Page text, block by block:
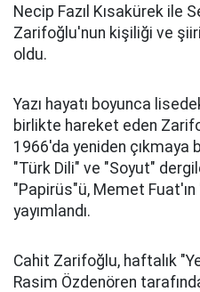
Necip Fazıl Kısakürek ile
Zarifoğlu'nun kişiliği ve
oldu.
Yazı hayatı boyunca
birlikte hareket eden
1966'da yeniden çıkmaya
"Türk Dili" ve "Soyut"
"Papirüs"ü, Memet Fuat'ın
yayımlandı.
Cahit Zarifoğlu, haftalık
Rasim Özdenören